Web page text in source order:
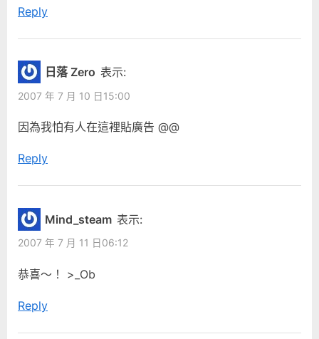
Reply
日落 Zero 表示:
2007 年 7 月 10 日15:00
因為我怕有人在這裡貼廣告 @@
Reply
Mind_steam 表示:
2007 年 7 月 11 日06:12
恭喜～！ >_Ob
Reply